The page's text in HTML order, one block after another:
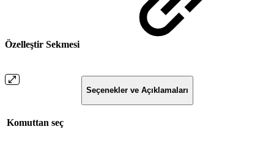
Özelleştir Sekmesi
Seçenekler ve Açıklamaları
Komuttan seç